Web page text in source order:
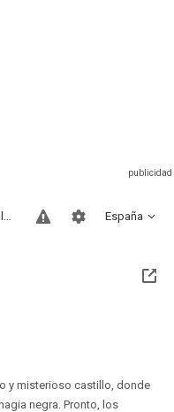
España
Sitios compatibles
y misterioso castillo, donde
negra. Pronto, los